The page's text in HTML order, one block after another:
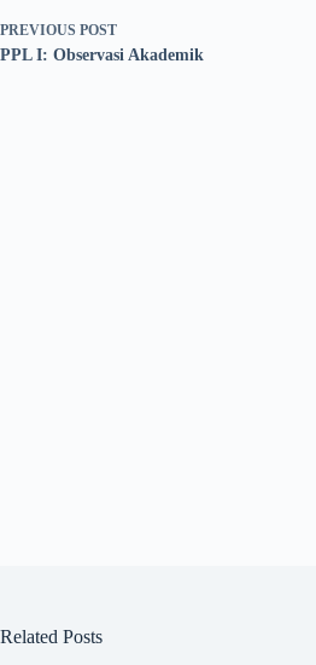
PREVIOUS POST
PPL I: Observasi Akademik
Related Posts